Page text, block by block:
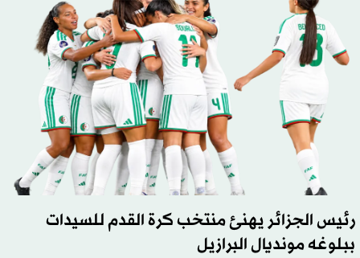
رئيس الجزائر يهنئ منتخب كرة القدم للسيدات
ببلوغه مونديال البرازيل